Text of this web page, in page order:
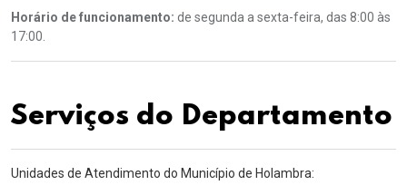
Horário de funcionamento: de segunda a sexta-feira, das 8:00 às
17:00.
Serviços do Departamento
Unidades de Atendimento do Município de Holambra: